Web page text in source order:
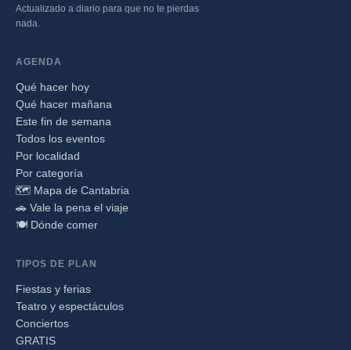
Actualizado a diario para que no te pierdas
nada.
AGENDA
Qué hacer hoy
Qué hacer mañana
Este fin de semana
Todos los eventos
Por localidad
Por categoría
🗺️ Mapa de Cantabria
🚗 Vale la pena el viaje
🍽️ Dónde comer
TIPOS DE PLAN
Fiestas y ferias
Teatro y espectáculos
Conciertos
GRATIS